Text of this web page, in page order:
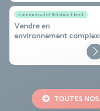
Commercial et Relation Client
Vendre en
environnement
TOUTES